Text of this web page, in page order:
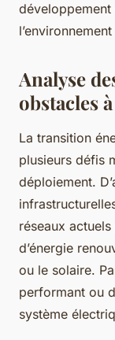
Analyse
obstacles
La transition
plusieurs défis
déploiement.
réseaux
d’énergie
ou le solaire.
performant ou
système